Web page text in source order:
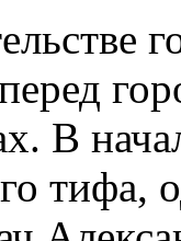
В
тифа,